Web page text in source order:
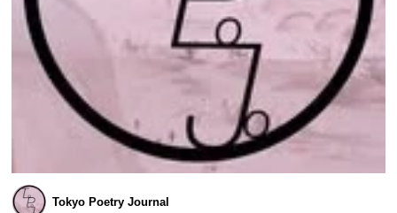
Tokyo Poetry Journal